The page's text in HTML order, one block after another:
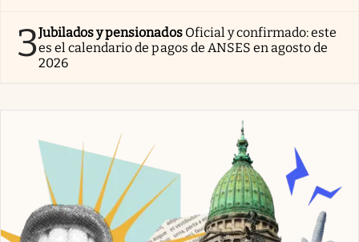
3Jubilados y pensionados Oficial y confirmado: este
es el calendario de pagos de ANSES en agosto de
2026